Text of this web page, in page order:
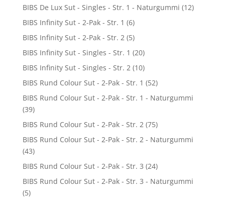
BIBS De Lux Sut - Singles - Str. 1 - Naturgummi (12)
BIBS Infinity Sut - 2-Pak - Str. 1 (6)
BIBS Infinity Sut - 2-Pak - Str. 2 (5)
BIBS Infinity Sut - Singles - Str. 1 (20)
BIBS Infinity Sut - Singles - Str. 2 (10)
BIBS Rund Colour Sut - 2-Pak - Str. 1 (52)
BIBS Rund Colour Sut - 2-Pak - Str. 1 - Naturgummi
(39)
BIBS Rund Colour Sut - 2-Pak - Str. 2 (75)
BIBS Rund Colour Sut - 2-Pak - Str. 2 - Naturgummi
(43)
BIBS Rund Colour Sut - 2-Pak - Str. 3 (24)
BIBS Rund Colour Sut - 2-Pak - Str. 3 - Naturgummi
(5)